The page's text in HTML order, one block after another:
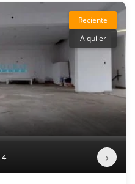
Reciente
Alquiler
4 ›